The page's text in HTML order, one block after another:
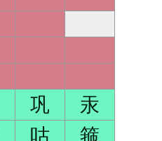
巩 汞
咕 箍